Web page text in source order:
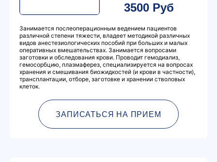
3500 Руб
Занимается послеоперационным ведением пациентов
различной степени тяжести, владеет методикой различных
видов анестезиологических пособий при больших и малых
оперативных вмешательствах. Занимается вопросами
заготовки и обследования крови. Проводит гемодиализ,
гемосорбцию, плазмаферез, специализируется на вопросах
хранения и смешивания биожидкостей (и крови в частности),
трансплантации, отборе, заготовке и хранении стволовых
клеток.
ЗАПИСАТЬСЯ НА ПРИЕМ